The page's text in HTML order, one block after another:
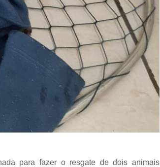
para fazer o resgate de dois animais